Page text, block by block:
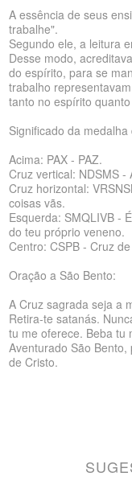
A essência de seus
trabalhe".
Segundo ele, a leitura
Desse modo,
do espírito, para se
trabalho
tanto no espírito
Significado da medalha
Acima: PAX - PAZ.
Cruz vertical: NDSMS -
Cruz horizontal:
coisas vãs.
Esquerda: SMQLIVB -
do teu próprio veneno.
Centro: CSPB - Cruz
Oração a São Bento:
A Cruz sagrada seja a
Retira-te satanás.
tu me oferece. Beba tu
Aventurado São
de Cristo.